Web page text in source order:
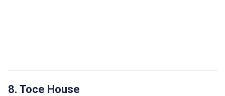
8. Toce House